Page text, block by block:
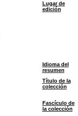
Lugar de
edición
Idioma del
resumen
Título de la
colección
Fascículo de
la colección